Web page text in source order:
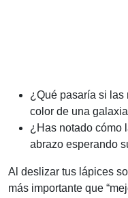
¿Qué pasaría si las
color de una
¿Has notado cómo
abrazo esperando
Al deslizar tus lápices
más importante que